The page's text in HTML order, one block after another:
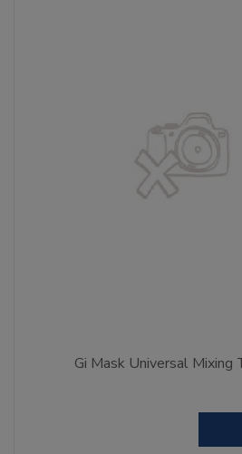
Gi Mask Universal Mixing